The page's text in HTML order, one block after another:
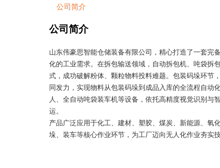
公司简介
公司简介
山东伟豪思智能仓储装备有限公司，精心打造了一套完
化的工业需求。在拆包输送领域，自动拆包机、吨袋拆
式，成功破解粉体、颗粒物料投料难题。包装码垛环节
同发力，实现物料从包装码垛到成品入库的全流程自动
人、全自动吨袋装车机等设备，依托高精度视觉识别与
运。
产品广泛应用于化工、建材、塑胶、煤炭、新能源、氧
垛、装车等核心作业环节，为工厂迈向无人化作业夯实